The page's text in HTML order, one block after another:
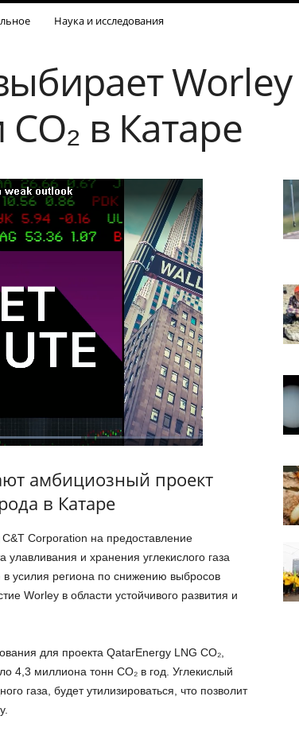
Наука и исследования
в Катаре
амбициозный проект
в Катаре
Corporation на предоставление
и хранения углекислого газа
усилия региона по снижению выбросов
Worley в области устойчивого развития и
для проекта QatarEnergy LNG CO₂,
4,3 миллиона тонн CO₂ в год. Углекислый
газа, будет утилизироваться, что позволит